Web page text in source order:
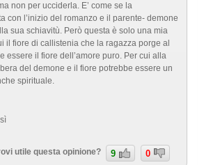
non per ucciderla. E’ come se la
con l’inizio del romanzo e il parente- demone
sua schiavitù. Però questa è solo una mia
il fiore di callistenia che la ragazza porge al
essere il fiore dell’amore puro. Per cui alla
del demone e il fiore potrebbe essere un
spirituale.
sì
utile questa opinione? 9 0